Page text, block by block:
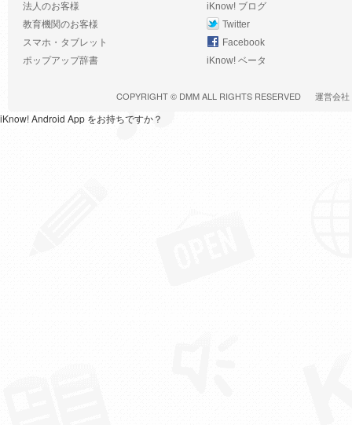
法人のお客様
教育機関のお客様
スマホ・タブレット
ポップアップ辞書
iKnow! ブログ
Twitter
Facebook
iKnow! ベータ
COPYRIGHT © DMMALL RIGHTS RESERVED 運営会社
iKnow! Android App をお持ちですか？